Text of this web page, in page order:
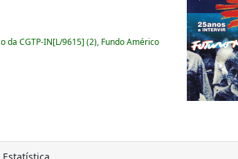
da CGTP-IN[L/9615] (2), Fundo Américo